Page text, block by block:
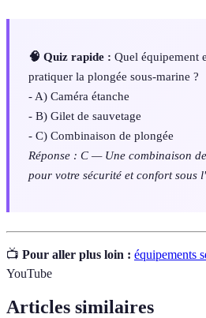
🧠 Quiz rapide : Quel équipement
pratiquer la plongée sous-marine ?
- A) Caméra étanche
- B) Gilet de sauvetage
- C) Combinaison de plongée
Réponse : C — Une combinaison
pour votre sécurité et confort sous
📺 Pour aller plus loin : équipements
YouTube
Articles similaires